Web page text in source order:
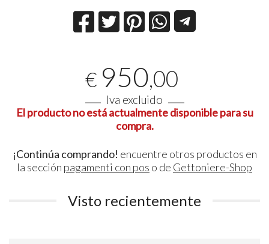
€ 950,00
Iva excluido
El producto no está actualmente disponible para su
compra.
¡Continúa comprando! encuentre otros productos en
la sección pagamenti con pos o de Gettoniere-Shop
Visto recientemente